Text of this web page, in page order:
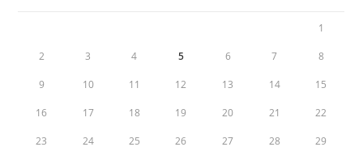
1
2 3 4 5 6 7 8
9 10 11 12 13 14 15
16 17 18 19 20 21 22
23 24 25 26 27 28 29